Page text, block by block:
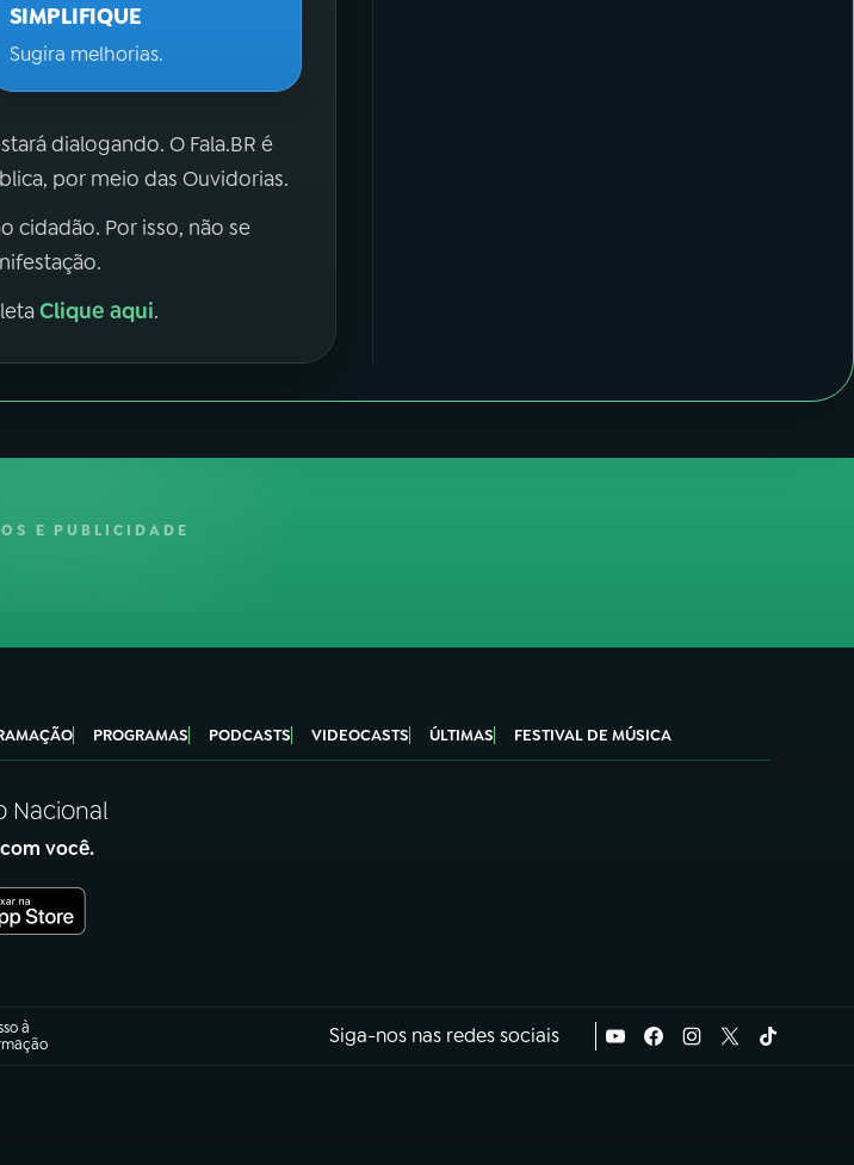
SIMPLIFIQUE
Sugira melhorias.
dialogando. O Fala.BR é
por meio das Ouvidorias.
cidadão. Por isso, não se
Clique aqui.
E PUBLICIDADE
PROGRAMAS PODCASTS VIDEOCASTS ÚLTIMAS FESTIVAL DE MÚSICA
Nacional
você.
à
Siga-nos nas redes sociais